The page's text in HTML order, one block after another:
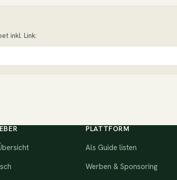
inkl. Link:
PLATTFORM
Als Guide listen
Werben & Sponsoring